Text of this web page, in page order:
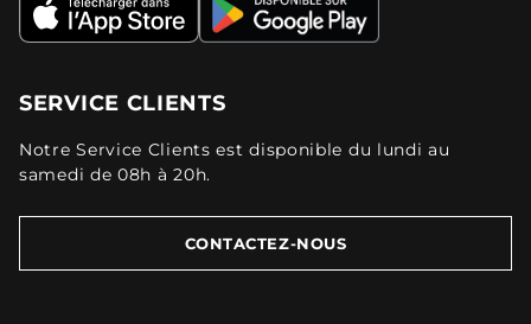
SERVICE CLIENTS
Notre Service Clients est disponible du lundi au
samedi de 08h à 20h.
CONTACTEZ-NOUS